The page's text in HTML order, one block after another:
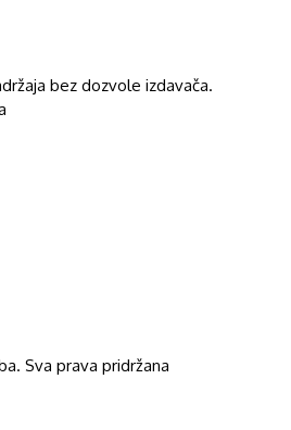
bez dozvole izdavača.
Sva prava pridržana